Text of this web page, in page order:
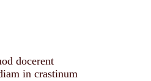
docerent
in crastinum